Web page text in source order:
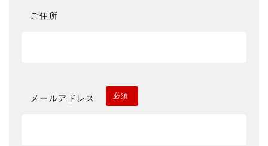
ご住所
メールアドレス 必須